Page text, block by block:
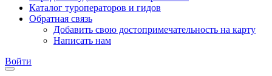
Каталог туроператоров и гидов
Обратная связь
Добавить свою достопримечательность на карту
Написать нам
Войти